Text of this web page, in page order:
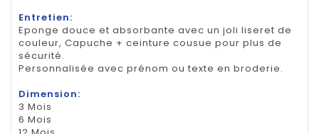
Entretien:
Eponge douce et absorbante avec un joli liseret de
couleur, Capuche + ceinture cousue pour plus de
sécurité.
Personnalisée avec prénom ou texte en broderie.
Dimension:
3 Mois
6 Mois